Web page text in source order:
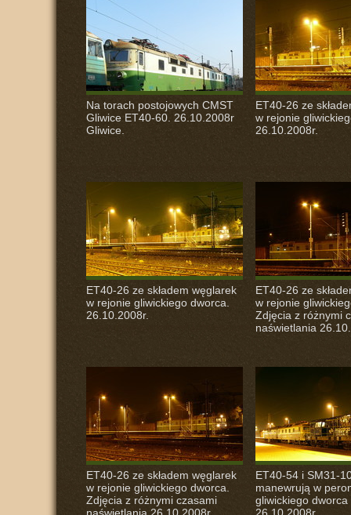
Na torach postojowych CMST
Gliwice ET40-60. 26.10.2008r
Gliwice.
ET40-26 ze
w rejonie
26.10.2008r.
ET40-26 ze składem węglarek
w rejonie gliwickiego dworca.
26.10.2008r.
ET40-26 ze
w rejonie
Zdjęcia z różnymi
naświetlania
ET40-26 ze składem węglarek
w rejonie gliwickiego dworca.
Zdjęcia z różnymi czasami
ET40-54 i SM31-
manewrują w
gliwickiego dworca